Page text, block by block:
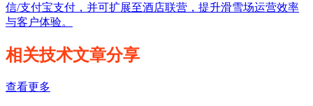
信/支付宝支付，并可扩展至酒店联营，提升滑雪场运营效率
与客户体验。
相关技术文章分享
查看更多